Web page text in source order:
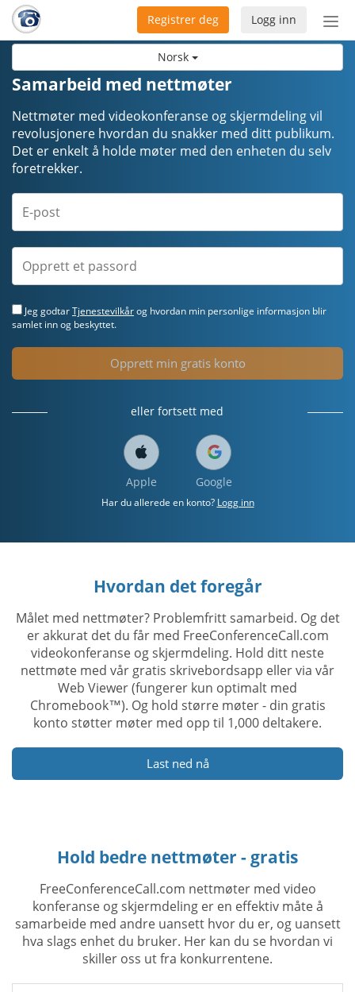
Norsk
Bytt
Logg inn
Registrer deg
Samarbeid med nettmøter
Nettmøter med videokonferanse og skjermdeling vil
revolusjonere hvordan du snakker med ditt publikum.
Det er enkelt å holde møter med den enheten du selv
foretrekker.
Jeg godtarTjenestevilkårog hvordan min personlige informasjon blir
samlet inn og beskyttet.
Opprett min gratis konto
eller fortsett med
Apple Google
Har du allerede en konto? Logg inn
Hvordan det foregår
Målet med nettmøter? Problemfritt samarbeid. Og det
er akkurat det du får med FreeConferenceCall.com
videokonferanse og skjermdeling. Hold ditt neste
nettmøte med vår gratis skrivebordsapp eller via vår
Web Viewer (fungerer kun optimalt med
Chromebook™). Og hold større møter - din gratis
konto støtter møter med opp til 1,000 deltakere.
Last ned nå
Hold bedre nettmøter - gratis
FreeConferenceCall.com nettmøter med video
konferanse og skjermdeling er en effektiv måte å
samarbeide med andre uansett hvor du er, og uansett
hva slags enhet du bruker. Her kan du se hvordan vi
skiller oss ut fra konkurrentene.